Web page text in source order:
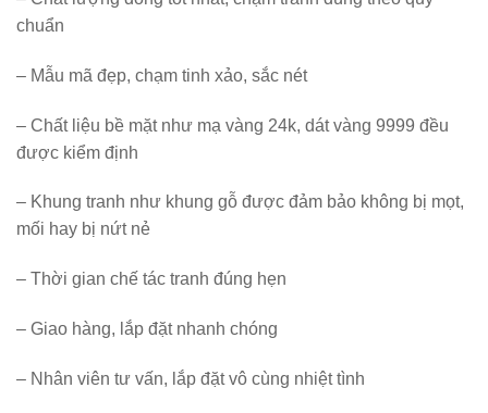
chuẩn
– Mẫu mã đẹp, chạm tinh xảo, sắc nét
– Chất liệu bề mặt như mạ vàng 24k, dát vàng 9999 đều
được kiểm định
– Khung tranh như khung gỗ được đảm bảo không bị mọt,
mối hay bị nứt nẻ
– Thời gian chế tác tranh đúng hẹn
– Giao hàng, lắp đặt nhanh chóng
– Nhân viên tư vấn, lắp đặt vô cùng nhiệt tình